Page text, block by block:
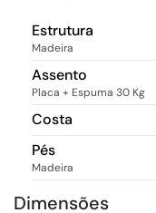
Estrutura
Madeira
Assento
Placa + Espuma 30 Kg
Costa
Pés
Madeira
Dimensões